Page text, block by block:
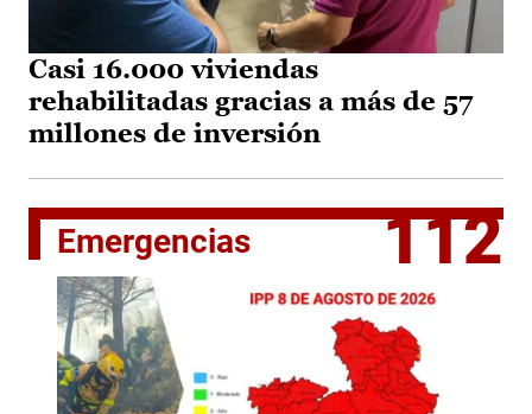
Casi 16.000 viviendas
rehabilitadas gracias a más de 57
millones de inversión
Emergencias 112